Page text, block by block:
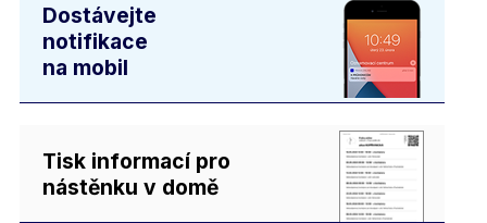
Dostávejte
notifikace
na mobil
Tisk informací pro
nástěnku v domě